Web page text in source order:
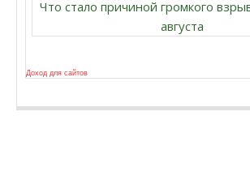
Что стало причиной громкого
августа
Доход для сайтов